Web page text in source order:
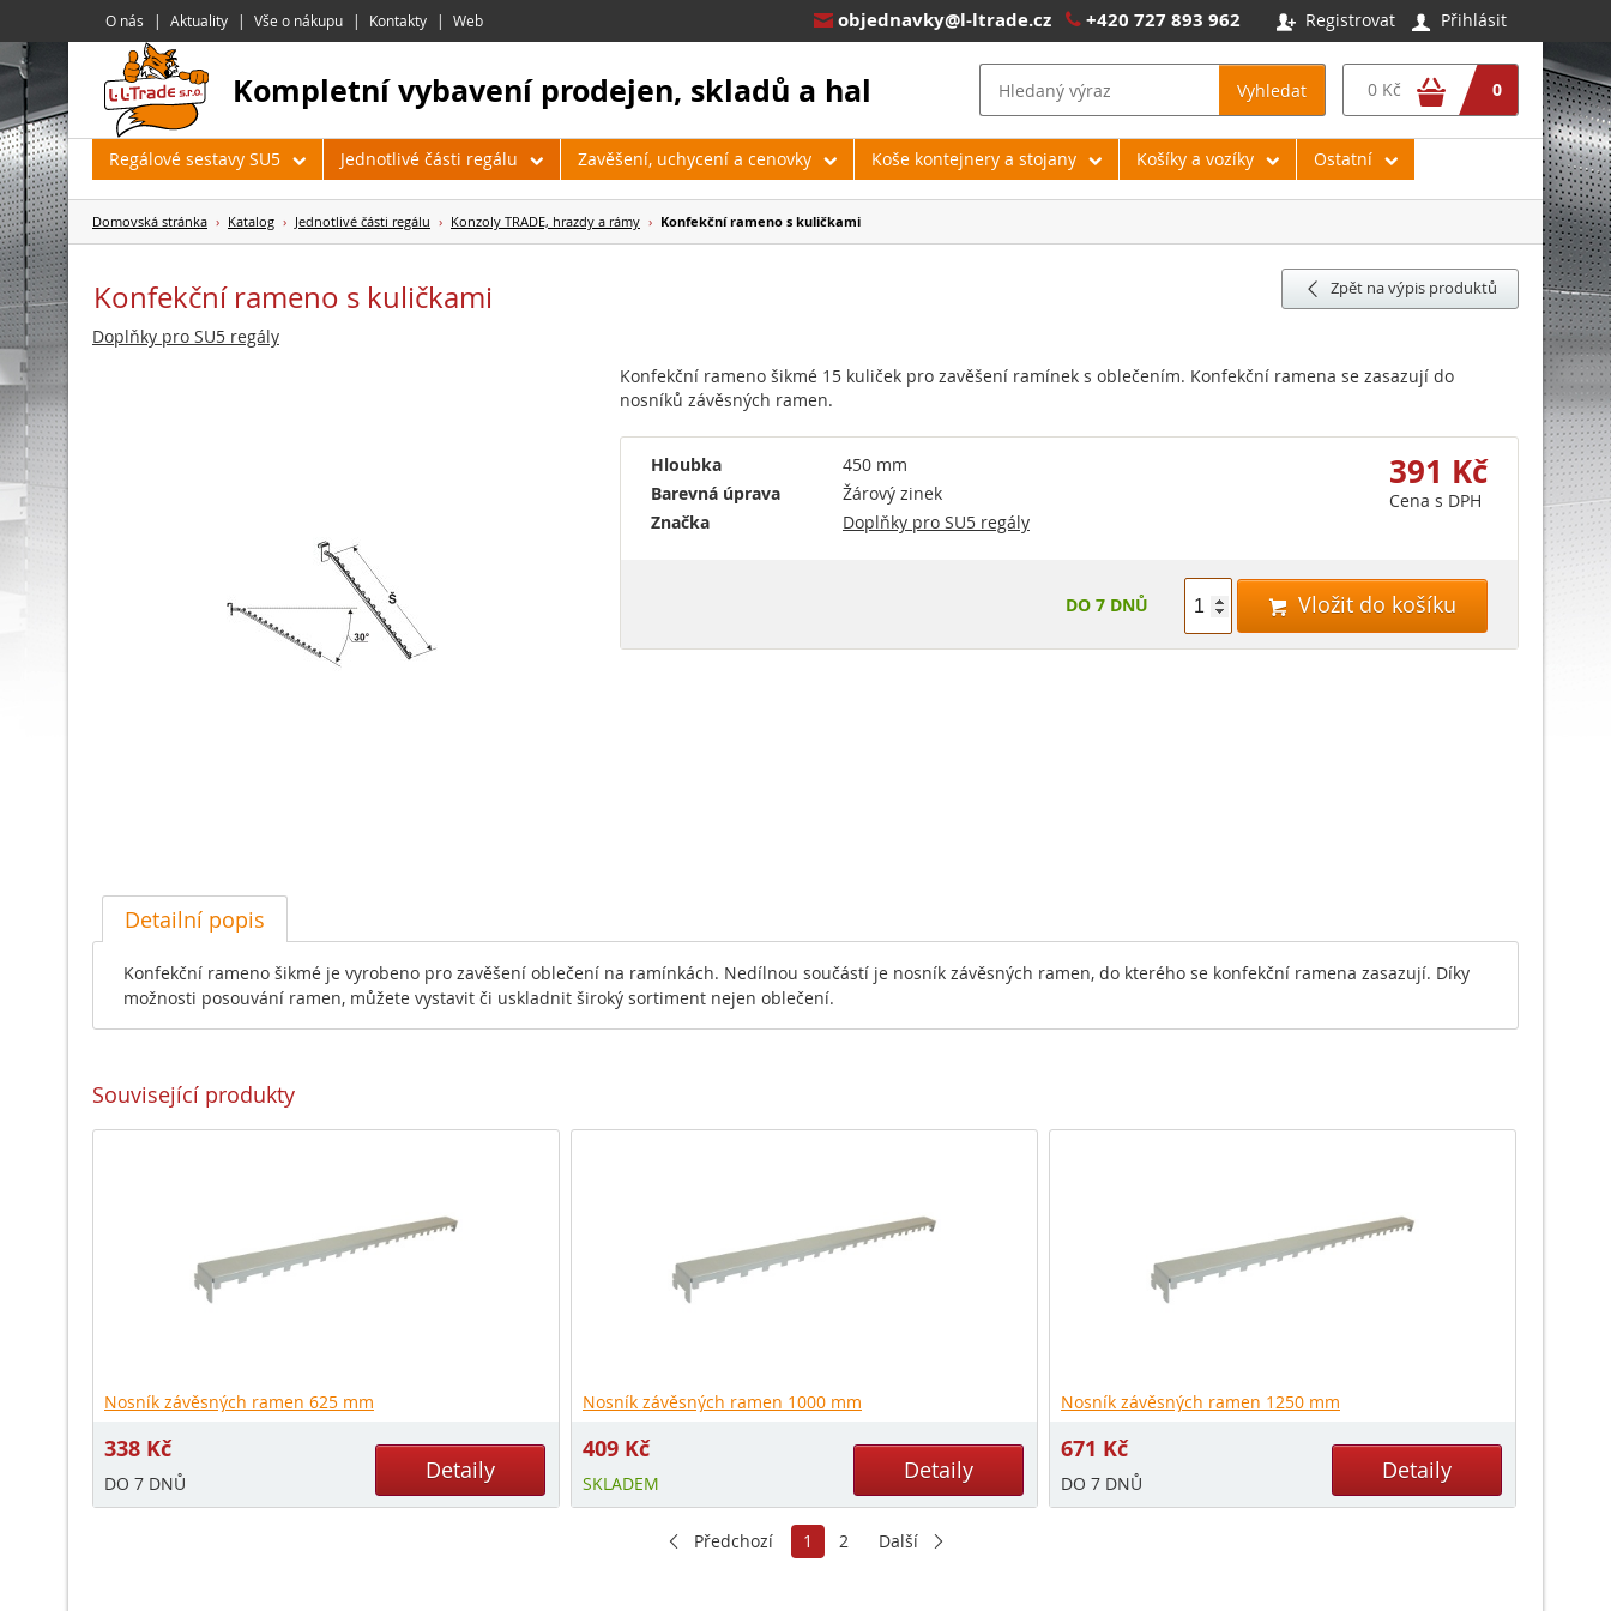
 Registrovat  Přihlásit
 objednavky@l-ltrade.cz  +420 727 893 962
O nás Aktuality Vše o nákupu Kontakty Web
kompletní vybavení prodejen, skladů a hal Vyhledat 0
0 Kč 
Regálové sestavy SU5 Jednotlivé části regálu Zavěšení, uchycení a cenovky Koše kontejnery a stojany Košíky a vozíky Ostatní
Domovská stránka › Katalog › Jednotlivé části regálu › Konzoly TRADE, hrazdy a rámy › Konfekční rameno s kuličkami
 Zpět na výpis produktů
Konfekční rameno s kuličkami
Doplňky pro SU5 regály
Konfekční rameno šikmé 15 kuliček pro zavěšení ramínek s oblečením. Konfekční ramena se zasazují do
nosníků závěsných ramen.
391 Kč
Cena s DPH
Hloubka
450 mm
Barevná úprava
Žárový zinek
Značka
Doplňky pro SU5 regály
 Vložit do košíku
DO 7 DNŮ
Detailní popis
Konfekční rameno šikmé je vyrobeno pro zavěšení oblečení na ramínkách. Nedílnou součástí je nosník závěsných ramen, do kterého se konfekční ramena zasazují. Díky
možnosti posouvání ramen, můžete vystavit či uskladnit široký sortiment nejen oblečení.
Související produkty
Nosník závěsných ramen 625 mm
338 Kč
DO 7 DNŮ Detaily
Nosník závěsných ramen 1000 mm
409 Kč
SKLADEM Detaily
Nosník závěsných ramen 1250 mm
671 Kč
DO 7 DNŮ Detaily
Předchozí 1 2 Další